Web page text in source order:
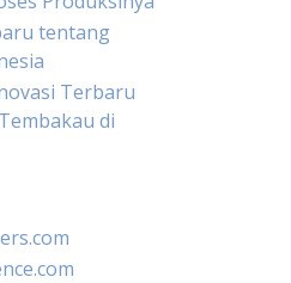
tentang
Terbaru
di